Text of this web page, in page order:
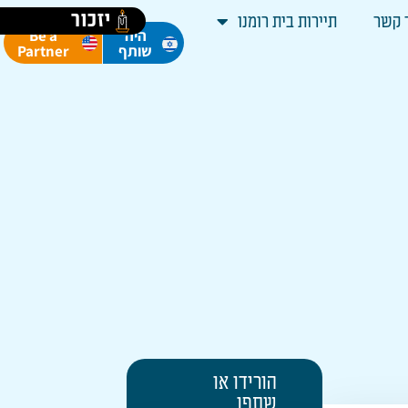
יזכור קשר תיירות בית רומנו
היה
שותף
Be a
Partner
הורידו או